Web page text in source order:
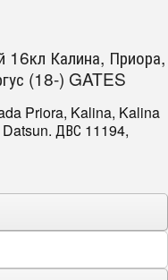
16кл Калина, Приора,
(18-) GATES
Priora, Kalina, Kalina
ДВС 11194,